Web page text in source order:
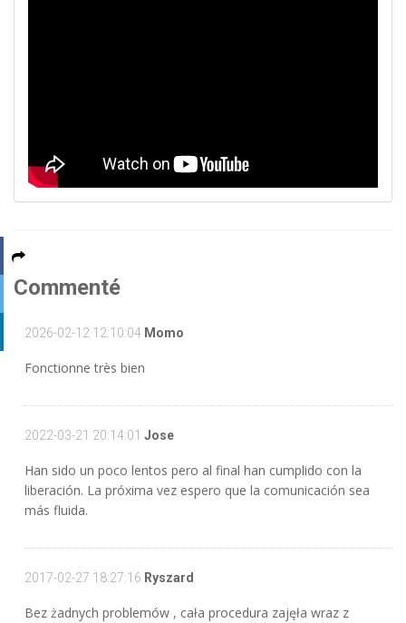
Commenté
2026-02-12 12:10:04 Momo
Fonctionne très bien
2022-03-21 20:14:01 Jose
Han sido un poco lentos pero al final han cumplido con la
liberación. La próxima vez espero que la comunicación sea
más fluida.
2017-02-27 18:27:16 Ryszard
Bez żadnych problemów , cała procedura zajęła wraz z